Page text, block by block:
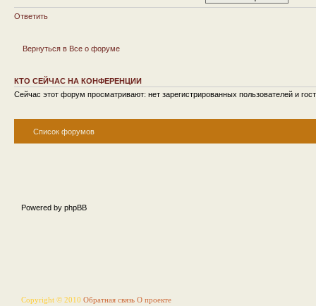
Ответить
Вернуться в Все о форуме
КТО СЕЙЧАС НА КОНФЕРЕНЦИИ
Сейчас этот форум просматривают: нет зарегистрированных пользователей и
Список форумов
Powered by phpBB
Copyright © 2010 Обратная связь О проекте